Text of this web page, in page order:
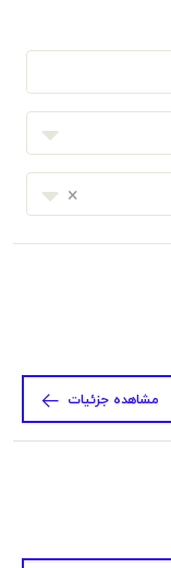
×
مشاهده جزئیات